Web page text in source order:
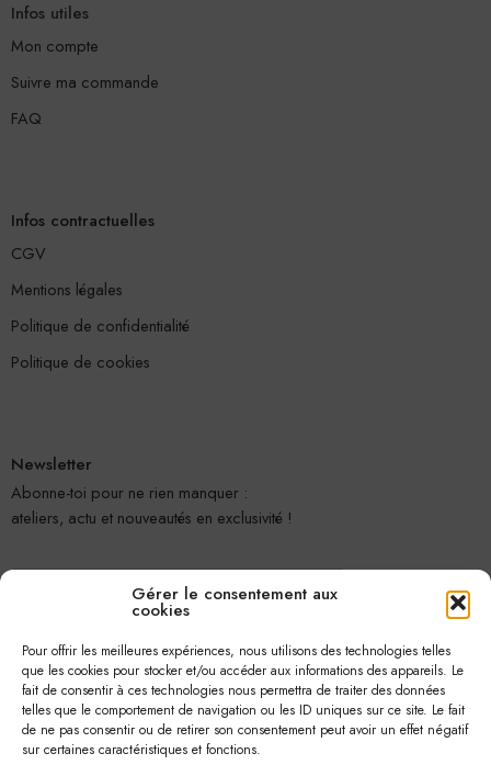
Gérer le consentement aux
cookies
Pour offrir les meilleures expériences, nous utilisons des technologies telles
que les cookies pour stocker et/ou accéder aux informations des appareils. Le
fait de consentir à ces technologies nous permettra de traiter des données
telles que le comportement de navigation ou les ID uniques sur ce site. Le fait
de ne pas consentir ou de retirer son consentement peut avoir un effet négatif
sur certaines caractéristiques et fonctions.
Infos utiles
Mon compte
Suivre ma commande
FAQ
Infos contractuelles
CGV
Mentions légales
Politique de confidentialité
Politique de cookies
Newsletter
Abonne-toi pour ne rien manquer :
ateliers, actu et nouveautés en exclusivité !
Je m'abonne